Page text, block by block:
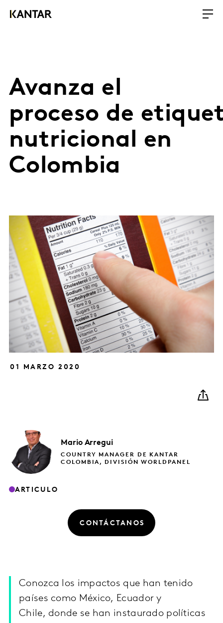
Avanza el
proceso de
nutricional en
Colombia
01 MARZO 2020
Mario Arregui
COUNTRY MANAGER DE KANTAR
COLOMBIA, DIVISIÓN WORLDPANEL
ARTICULO
CONTÁCTANOS
Conozca los impactos que han tenido
países como México, Ecuador y
Chile, donde se han instaurado políticas